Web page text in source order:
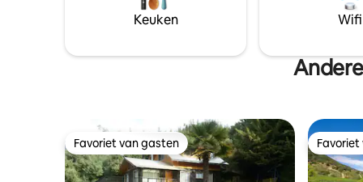
Keuken Wifi
Favoriet van gasten
Favoriet van gasten